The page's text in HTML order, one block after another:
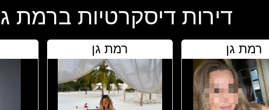
דירות דיסקרטיות ברמת
רמת גן רמת גן